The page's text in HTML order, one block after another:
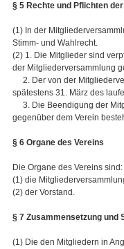
§ 5 Rechte und Pflichten
(1) In der
Stimm- und Wahlrecht.
(2) 1. Die Mitglieder sind
der Mitgliederversammlung
2. Der von der
spätestens 31. März des
3. Die Beendigung der
gegenüber dem Verein
§ 6 Organe des Vereins
Die Organe des Vereins sind:
(1) die
(2) der Vorstand.
§ 7 Zusammensetzung
(1) Die den Mitgliedern in